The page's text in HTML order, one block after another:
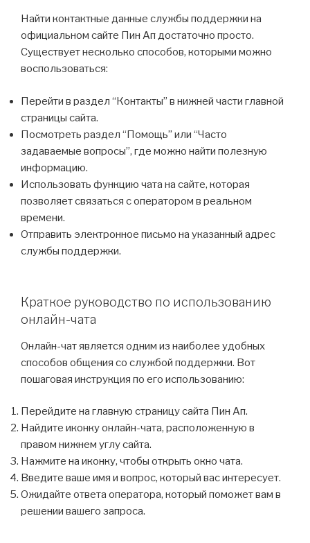
Найти контактные данные службы поддержки на
официальном сайте Пин Ап достаточно просто.
Существует несколько способов, которыми можно
воспользоваться:
Перейти в раздел “Контакты” в нижней части главной
страницы сайта.
Посмотреть раздел “Помощь” или “Часто
задаваемые вопросы”, где можно найти полезную
информацию.
Использовать функцию чата на сайте, которая
позволяет связаться с оператором в реальном
времени.
Отправить электронное письмо на указанный адрес
службы поддержки.
Краткое руководство по использованию
онлайн-чата
Онлайн-чат является одним из наиболее удобных
способов общения со службой поддержки. Вот
пошаговая инструкция по его использованию:
Перейдите на главную страницу сайта Пин Ап.
Найдите иконку онлайн-чата, расположенную в
правом нижнем углу сайта.
Нажмите на иконку, чтобы открыть окно чата.
Введите ваше имя и вопрос, который вас интересует.
Ожидайте ответа оператора, который поможет вам в
решении вашего запроса.